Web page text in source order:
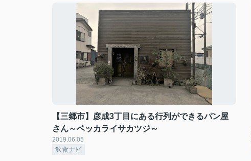
【三郷市】彦成3丁目にある行列ができるパン屋
さん～ベッカライサカツジ～
2019.06.05
飲食ナビ